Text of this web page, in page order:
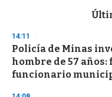
d
s
o
f
3
14:11
Policía de Minas
hombre de 57
funcionario